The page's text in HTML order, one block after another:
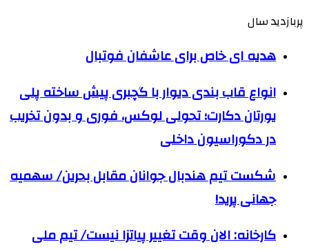
پربازدید سال
هدیه ای خاص برای عاشفان فوتبال
انواع قاب بندی دیوار با گچبری پیش ساخته پلی
یورتان دکارت؛ تحولی لوکس، فوری و بدون تخریب
در دکوراسیون داخلی
شکست تیم هندبال جوانان مقابل بحرین/ سهمیه
جهانی پرید!
کارخانه: الان وقت تغییر پیاتزا نیست/ تیم ملی